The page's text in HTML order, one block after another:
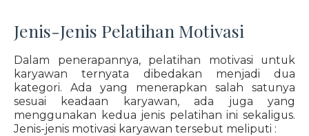
Jenis-Jenis Pelatihan Motivasi
Dalam penerapannya, pelatihan motivasi untuk
karyawan ternyata dibedakan menjadi dua
kategori. Ada yang menerapkan salah satunya
sesuai keadaan karyawan, ada juga yang
menggunakan kedua jenis pelatihan ini sekaligus.
Jenis-jenis motivasi karyawan tersebut meliputi :